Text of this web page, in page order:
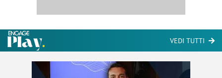
VEDI TUTTI